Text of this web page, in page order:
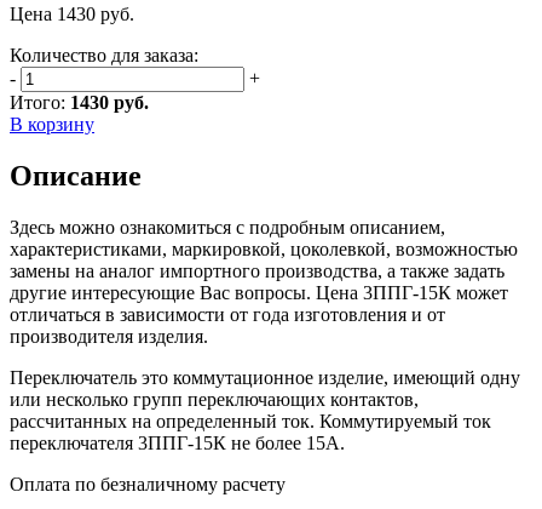
Цена 1430 руб.
Количество для заказа:
-
+
Итого: 1430 руб.
В корзину
Описание
Здесь можно ознакомиться с подробным описанием,
характеристиками, маркировкой, цоколевкой, возможностью
замены на аналог импортного производства, а также задать
другие интересующие Вас вопросы. Цена 3ППГ-15К может
отличаться в зависимости от года изготовления и от
производителя изделия.
Переключатель это коммутационное изделие, имеющий одну
или несколько групп переключающих контактов,
рассчитанных на определенный ток. Коммутируемый ток
переключателя 3ППГ-15К не более 15А.
Оплата по безналичному расчету